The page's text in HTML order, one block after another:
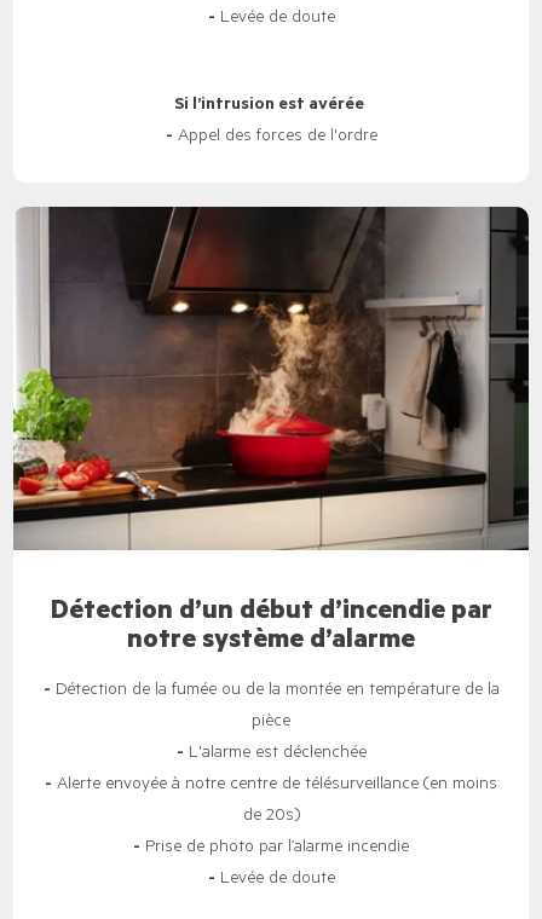
- Levée de doute
Si l’intrusion est avérée
- Appel des forces de l'ordre
Détection d’un début d’incendie par
notre système d’alarme
- Détection de la fumée ou de la montée en température de la
pièce
- L'alarme est déclenchée
- Alerte envoyée à notre centre de télésurveillance (en moins
de 20s)
- Prise de photo par l’alarme incendie
- Levée de doute